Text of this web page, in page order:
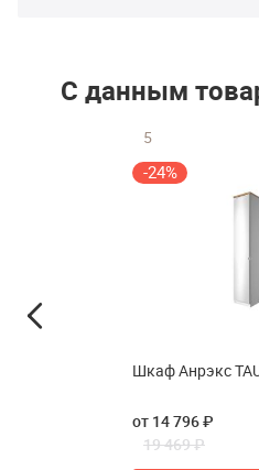
С данным
5
-24%
Шкаф Анрэкс
от 14 796 ₽
19 469 ₽